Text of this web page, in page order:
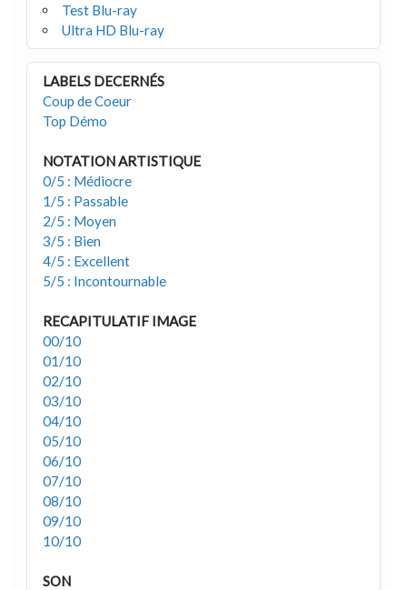
Test Blu-ray
Ultra HD Blu-ray
LABELS DECERNÉS
Coup de Coeur
Top Démo
NOTATION ARTISTIQUE
0/5 : Médiocre
1/5 : Passable
2/5 : Moyen
3/5 : Bien
4/5 : Excellent
5/5 : Incontournable
RECAPITULATIF IMAGE
00/10
01/10
02/10
03/10
04/10
05/10
06/10
07/10
08/10
09/10
10/10
SON